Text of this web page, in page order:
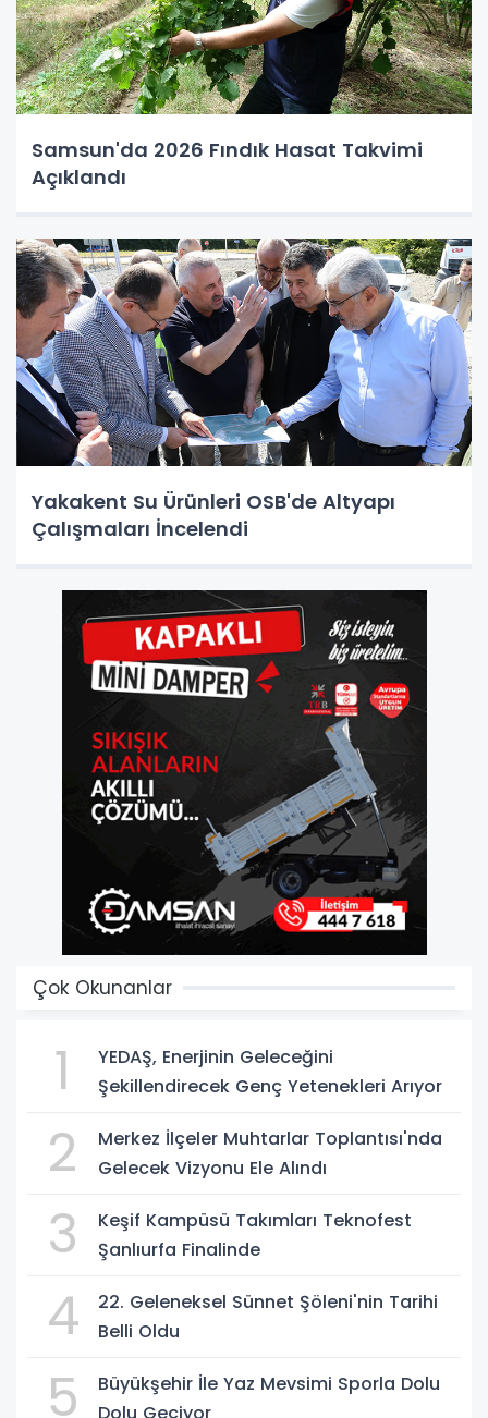
Samsun'da 2026 Fındık Hasat Takvimi
Açıklandı
Yakakent Su Ürünleri OSB'de Altyapı
Çalışmaları İncelendi
Çok Okunanlar
1
YEDAŞ, Enerjinin Geleceğini
Şekillendirecek Genç Yetenekleri Arıyor
2
Merkez İlçeler Muhtarlar Toplantısı'nda
Gelecek Vizyonu Ele Alındı
3
Keşif Kampüsü Takımları Teknofest
Şanlıurfa Finalinde
4
22. Geleneksel Sünnet Şöleni'nin Tarihi
Belli Oldu
5
Büyükşehir İle Yaz Mevsimi Sporla Dolu
Dolu Geçiyor